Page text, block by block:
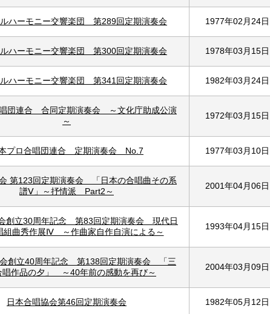
ハーモニー交響楽団 第289回定期演奏会 1977年02月24日
ハーモニー交響楽団 第300回定期演奏会 1978年03月15日
ハーモニー交響楽団 第341回定期演奏会 1982年03月24日
団連合 合同定期演奏会 ～文化庁助成公演
～
1972年03月15日
プロ合唱団連合 定期演奏会 No.7 1977年03月10日
第123回定期演奏会 「日本の合唱曲その系
譜Ⅴ」～抒情派 Part2～
2001年04月06日
創立30周年記念 第83回定期演奏会 現代日
組曲秀作展Ⅳ ～作曲家自作自演による～
1993年04月15日
会創立40周年記念 第138回定期演奏会 「三
唱作品の夕」 ～40年前の感動を再び～
2004年03月09日
日本合唱協会第46回定期演奏会 1982年05月12日